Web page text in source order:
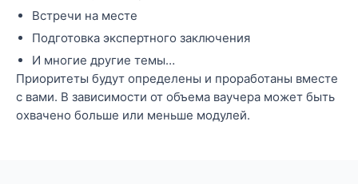
Встречи на месте
Подготовка экспертного заключения
И многие другие темы…
Приоритеты будут определены и проработаны вместе
с вами. В зависимости от объема ваучера может быть
охвачено больше или меньше модулей.